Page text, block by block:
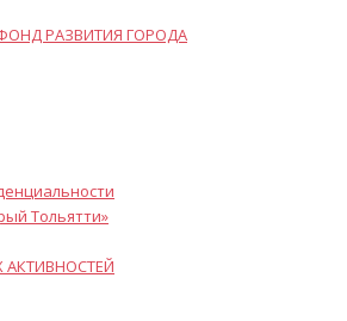
РАЗВИТИЯ ГОРОДА
Тольятти»
АКТИВНОСТЕЙ